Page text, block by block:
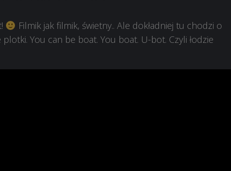
Filmik jak filmik, świetny.. Ale dokładniej tu chodzi o
You can be boat. You boat. U-bot. Czyli łodzie